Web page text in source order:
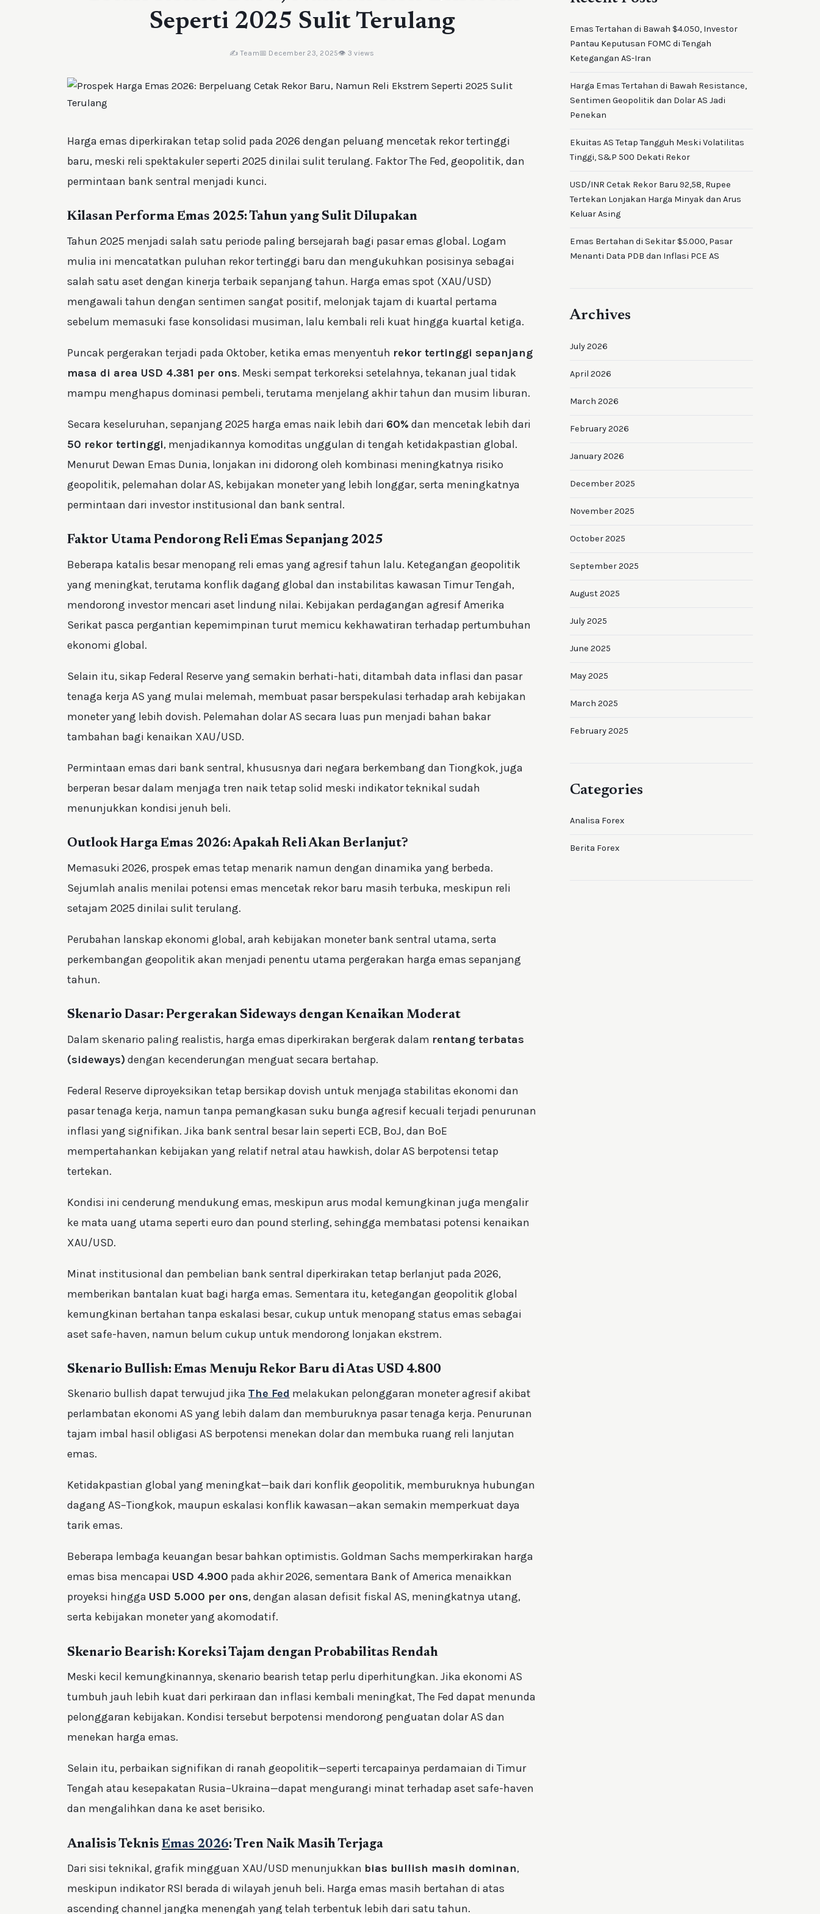
Seperti 2025 Sulit Terulang
✍️ Team📅 December 23, 2025👁 3 views
Harga emas diperkirakan tetap solid pada 2026 dengan peluang mencetak rekor tertinggi
baru, meski reli spektakuler seperti 2025 dinilai sulit terulang. Faktor The Fed, geopolitik, dan
permintaan bank sentral menjadi kunci.
Kilasan Performa Emas 2025: Tahun yang Sulit Dilupakan
Tahun 2025 menjadi salah satu periode paling bersejarah bagi pasar emas global. Logam
mulia ini mencatatkan puluhan rekor tertinggi baru dan mengukuhkan posisinya sebagai
salah satu aset dengan kinerja terbaik sepanjang tahun. Harga emas spot (XAU/USD)
mengawali tahun dengan sentimen sangat positif, melonjak tajam di kuartal pertama
sebelum memasuki fase konsolidasi musiman, lalu kembali reli kuat hingga kuartal ketiga.
Puncak pergerakan terjadi pada Oktober, ketika emas menyentuh rekor tertinggi sepanjang
masa di area USD 4.381 per ons. Meski sempat terkoreksi setelahnya, tekanan jual tidak
mampu menghapus dominasi pembeli, terutama menjelang akhir tahun dan musim liburan.
Secara keseluruhan, sepanjang 2025 harga emas naik lebih dari 60% dan mencetak lebih dari
50 rekor tertinggi, menjadikannya komoditas unggulan di tengah ketidakpastian global.
Menurut Dewan Emas Dunia, lonjakan ini didorong oleh kombinasi meningkatnya risiko
geopolitik, pelemahan dolar AS, kebijakan moneter yang lebih longgar, serta meningkatnya
permintaan dari investor institusional dan bank sentral.
Faktor Utama Pendorong Reli Emas Sepanjang 2025
Beberapa katalis besar menopang reli emas yang agresif tahun lalu. Ketegangan geopolitik
yang meningkat, terutama konflik dagang global dan instabilitas kawasan Timur Tengah,
mendorong investor mencari aset lindung nilai. Kebijakan perdagangan agresif Amerika
Serikat pasca pergantian kepemimpinan turut memicu kekhawatiran terhadap pertumbuhan
ekonomi global.
Selain itu, sikap Federal Reserve yang semakin berhati-hati, ditambah data inflasi dan pasar
tenaga kerja AS yang mulai melemah, membuat pasar berspekulasi terhadap arah kebijakan
moneter yang lebih dovish. Pelemahan dolar AS secara luas pun menjadi bahan bakar
tambahan bagi kenaikan XAU/USD.
Permintaan emas dari bank sentral, khususnya dari negara berkembang dan Tiongkok, juga
berperan besar dalam menjaga tren naik tetap solid meski indikator teknikal sudah
menunjukkan kondisi jenuh beli.
Outlook Harga Emas 2026: Apakah Reli Akan Berlanjut?
Memasuki 2026, prospek emas tetap menarik namun dengan dinamika yang berbeda.
Sejumlah analis menilai potensi emas mencetak rekor baru masih terbuka, meskipun reli
setajam 2025 dinilai sulit terulang.
Perubahan lanskap ekonomi global, arah kebijakan moneter bank sentral utama, serta
perkembangan geopolitik akan menjadi penentu utama pergerakan harga emas sepanjang
tahun.
Skenario Dasar: Pergerakan Sideways dengan Kenaikan Moderat
Dalam skenario paling realistis, harga emas diperkirakan bergerak dalam rentang terbatas
(sideways)dengan kecenderungan menguat secara bertahap.
Federal Reserve diproyeksikan tetap bersikap dovish untuk menjaga stabilitas ekonomi dan
pasar tenaga kerja, namun tanpa pemangkasan suku bunga agresif kecuali terjadi penurunan
inflasi yang signifikan. Jika bank sentral besar lain seperti ECB, BoJ, dan BoE
mempertahankan kebijakan yang relatif netral atau hawkish, dolar AS berpotensi tetap
tertekan.
Kondisi ini cenderung mendukung emas, meskipun arus modal kemungkinan juga mengalir
ke mata uang utama seperti euro dan pound sterling, sehingga membatasi potensi kenaikan
XAU/USD.
Minat institusional dan pembelian bank sentral diperkirakan tetap berlanjut pada 2026,
memberikan bantalan kuat bagi harga emas. Sementara itu, ketegangan geopolitik global
kemungkinan bertahan tanpa eskalasi besar, cukup untuk menopang status emas sebagai
aset safe-haven, namun belum cukup untuk mendorong lonjakan ekstrem.
Skenario Bullish: Emas Menuju Rekor Baru di Atas USD 4.800
Skenario bullish dapat terwujud jika The Fed melakukan pelonggaran moneter agresif akibat
perlambatan ekonomi AS yang lebih dalam dan memburuknya pasar tenaga kerja. Penurunan
tajam imbal hasil obligasi AS berpotensi menekan dolar dan membuka ruang reli lanjutan
emas.
Ketidakpastian global yang meningkat—baik dari konflik geopolitik, memburuknya hubungan
dagang AS–Tiongkok, maupun eskalasi konflik kawasan—akan semakin memperkuat daya
tarik emas.
Beberapa lembaga keuangan besar bahkan optimistis. Goldman Sachs memperkirakan harga
emas bisa mencapai USD 4.900 pada akhir 2026, sementara Bank of America menaikkan
proyeksi hingga USD 5.000 per ons, dengan alasan defisit fiskal AS, meningkatnya utang,
serta kebijakan moneter yang akomodatif.
Skenario Bearish: Koreksi Tajam dengan Probabilitas Rendah
Meski kecil kemungkinannya, skenario bearish tetap perlu diperhitungkan. Jika ekonomi AS
tumbuh jauh lebih kuat dari perkiraan dan inflasi kembali meningkat, The Fed dapat menunda
pelonggaran kebijakan. Kondisi tersebut berpotensi mendorong penguatan dolar AS dan
menekan harga emas.
Selain itu, perbaikan signifikan di ranah geopolitik—seperti tercapainya perdamaian di Timur
Tengah atau kesepakatan Rusia–Ukraina—dapat mengurangi minat terhadap aset safe-haven
dan mengalihkan dana ke aset berisiko.
Analisis Teknis Emas 2026: Tren Naik Masih Terjaga
Dari sisi teknikal, grafik mingguan XAU/USD menunjukkan bias bullish masih dominan,
meskipun indikator RSI berada di wilayah jenuh beli. Harga emas masih bertahan di atas
ascending channel jangka menengah yang telah terbentuk lebih dari satu tahun.
Emas Tertahan di Bawah $4.050, Investor
Pantau Keputusan FOMC di Tengah
Ketegangan AS-Iran
Harga Emas Tertahan di Bawah Resistance,
Sentimen Geopolitik dan Dolar AS Jadi
Penekan
Ekuitas AS Tetap Tangguh Meski Volatilitas
Tinggi, S&P 500 Dekati Rekor
USD/INR Cetak Rekor Baru 92,58, Rupee
Tertekan Lonjakan Harga Minyak dan Arus
Keluar Asing
Emas Bertahan di Sekitar $5.000, Pasar
Menanti Data PDB dan Inflasi PCE AS
Archives
July 2026
April 2026
March 2026
February 2026
January 2026
December 2025
November 2025
October 2025
September 2025
August 2025
July 2025
June 2025
May 2025
March 2025
February 2025
Categories
Analisa Forex
Berita Forex